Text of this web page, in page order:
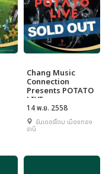
Chang Music
Connection
Presents POTATO
LIVE
14 พ.ย. 2558
ธันเดอร์โดม เมืองทอง
ธานี